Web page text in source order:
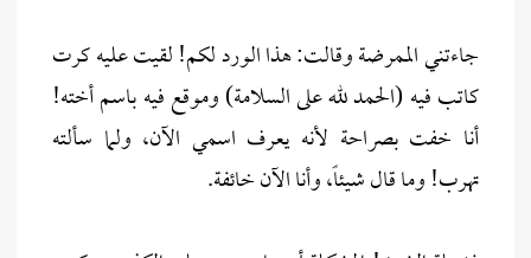
جاءتني الممرضة وقالت: هذا الورد لكم! لقيت عليه كرت
كاتب فيه (الحمد لله على السلامة) وموقع فيه باسم أخته!
أنا خفت بصراحة لأنه يعرف اسمي الآن، ولما سألته
تهرب! وما قال شيئاً، وأنا الآن خائفة.